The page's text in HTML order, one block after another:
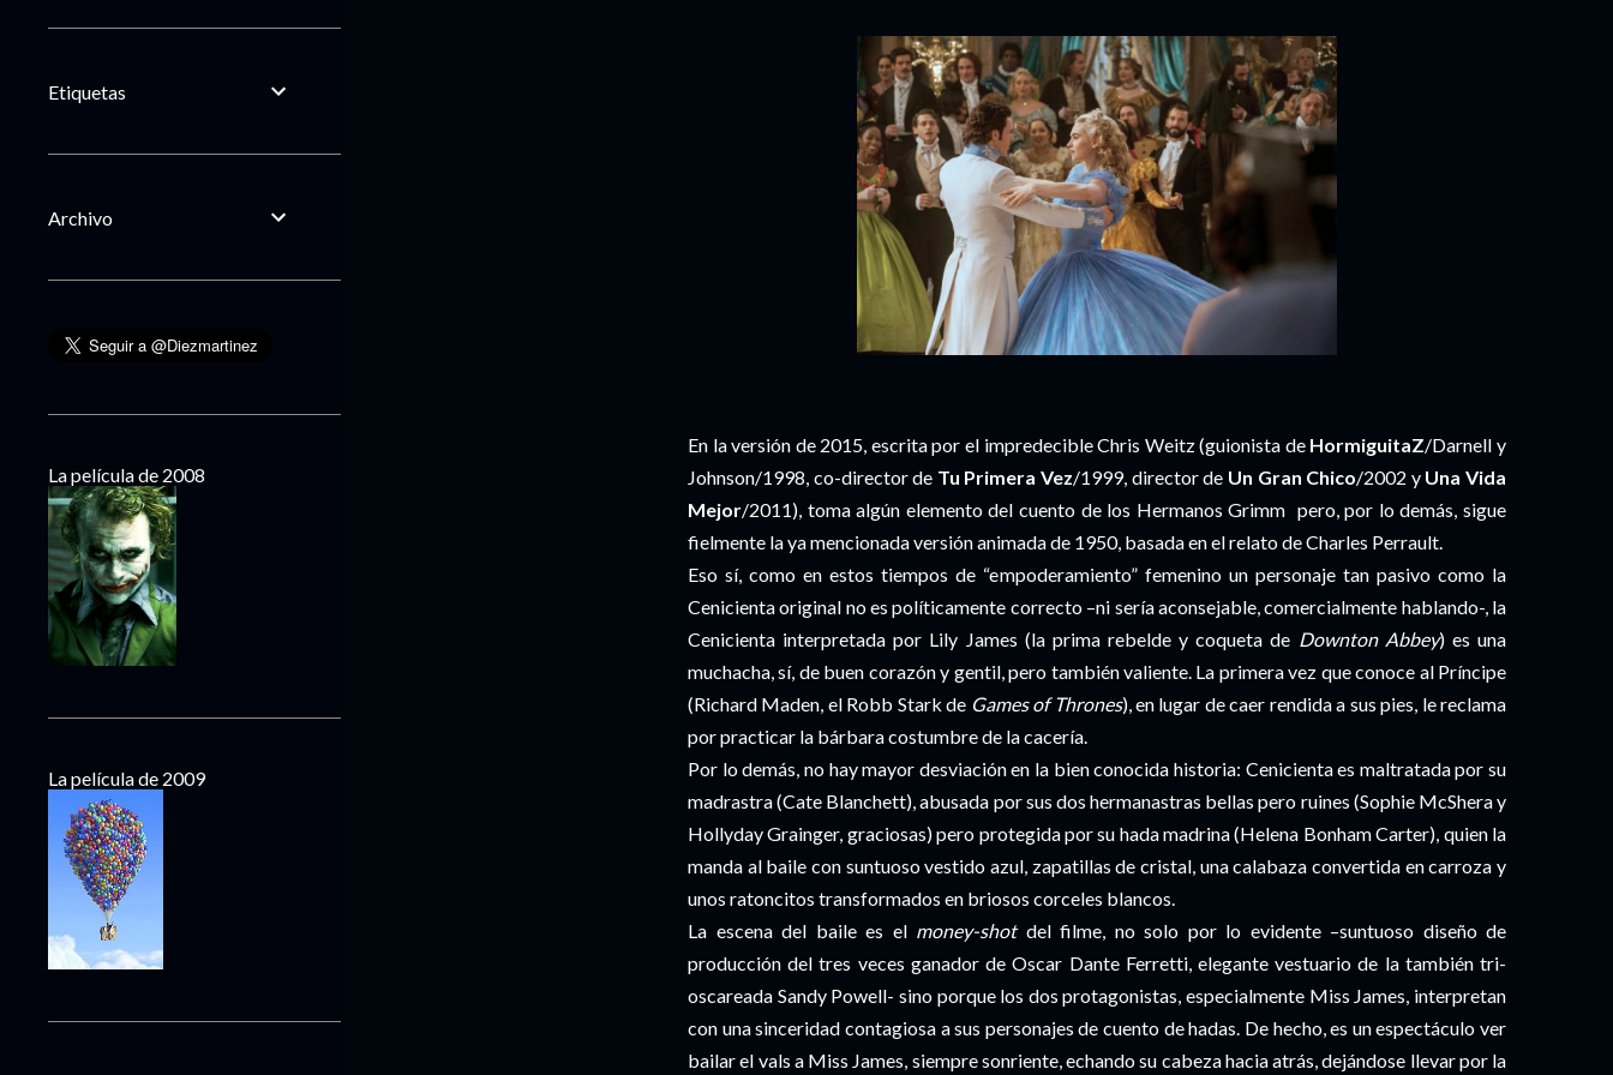
En la versión de 2015, escrita por el impredecible Chris Weitz (guionista de HormiguitaZ/Darnell y
Johnson/1998, co-director de Tu Primera Vez/1999, director de Un Gran Chico/2002 y Una Vida
Mejor/2011), toma algún elemento del cuento de los Hermanos Grimm pero, por lo demás, sigue
fielmente la ya mencionada versión animada de 1950, basada en el relato de Charles Perrault.
Eso sí, como en estos tiempos de “empoderamiento” femenino un personaje tan pasivo como la
Cenicienta original no es políticamente correcto –ni sería aconsejable, comercialmente hablando-, la
Cenicienta interpretada por Lily James (la prima rebelde y coqueta de Downton Abbey) es una
muchacha, sí, de buen corazón y gentil, pero también valiente. La primera vez que conoce al Príncipe
(Richard Maden, el Robb Stark de Games of Thrones), en lugar de caer rendida a sus pies, le reclama
por practicar la bárbara costumbre de la cacería.
Por lo demás, no hay mayor desviación en la bien conocida historia: Cenicienta es maltratada por su
madrastra (Cate Blanchett), abusada por sus dos hermanastras bellas pero ruines (Sophie McShera y
Hollyday Grainger, graciosas) pero protegida por su hada madrina (Helena Bonham Carter), quien la
manda al baile con suntuoso vestido azul, zapatillas de cristal, una calabaza convertida en carroza y
unos ratoncitos transformados en briosos corceles blancos.
La escena del baile es el money-shotdel filme, no solo por lo evidente –suntuoso diseño de
producción del tres veces ganador de Oscar Dante Ferretti, elegante vestuario de la también tri-
oscareada Sandy Powell- sino porque los dos protagonistas, especialmente Miss James, interpretan
con una sinceridad contagiosa a sus personajes de cuento de hadas. De hecho, es un espectáculo ver
bailar el vals a Miss James, siempre sonriente, echando su cabeza hacia atrás, dejándose llevar por la
Etiquetas
Archivo
La película de 2008
La película de 2009